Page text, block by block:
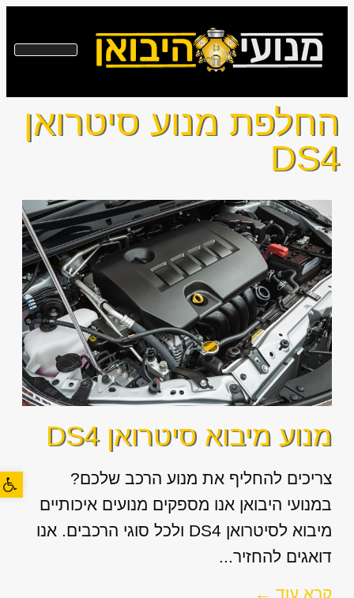
פתח
החלפת מנוע סיטרואן
DS4
מנוע מיבוא סיטרואן DS4
צריכים להחליף את מנוע הרכב שלכם?
במנועי היבואן אנו מספקים מנועים איכותיים
מיבוא לסיטרואן DS4 ולכל סוגי הרכבים. אנו
דואגים להחזיר...
קרא עוד ←